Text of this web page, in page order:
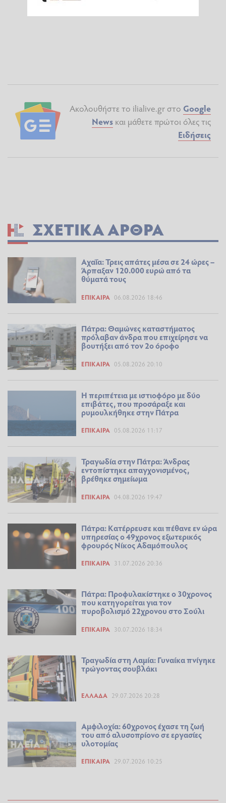
Ακολουθήστε το ilialive.gr στο Google
News και μάθετε πρώτοι όλες τις
Ειδήσεις
ΣΧΕΤΙΚΆ ΆΡΘΡΑ
Αχαΐα: Τρεις απάτες μέσα σε 24 ώρες –
Άρπαξαν 120.000 ευρώ από τα
θύματά τους
ΕΠΊΚΑΙΡΑ 06.08.2026 18:46
Πάτρα: Θαμώνες καταστήματος
πρόλαβαν άνδρα που επιχείρησε να
βουτήξει από τον 2ο όροφο
ΕΠΊΚΑΙΡΑ 05.08.2026 20:10
Η περιπέτεια με ιστιοφόρο με δύο
επιβάτες, που προσάραξε και
ρυμουλκήθηκε στην Πάτρα
ΕΠΊΚΑΙΡΑ 05.08.2026 11:17
Τραγωδία στην Πάτρα: Άνδρας
εντοπίστηκε απαγχονισμένος,
βρέθηκε σημείωμα
ΕΠΊΚΑΙΡΑ 04.08.2026 19:47
Πάτρα: Κατέρρευσε και πέθανε εν ώρα
υπηρεσίας ο 49χρονος εξωτερικός
φρουρός Νίκος Αδαμόπουλος
ΕΠΊΚΑΙΡΑ 31.07.2026 20:36
Πάτρα: Προφυλακίστηκε ο 30χρονος
που κατηγορείται για τον
πυροβολισμό 22χρονου στο Σούλι
ΕΠΊΚΑΙΡΑ 30.07.2026 18:34
Τραγωδία στη Λαμία: Γυναίκα πνίγηκε
τρώγοντας σουβλάκι
ΕΛΛΆΔΑ 29.07.2026 20:28
Αμφιλοχία: 60χρονος έχασε τη ζωή
του από αλυσοπρίονο σε εργασίες
υλοτομίας
ΕΠΊΚΑΙΡΑ 29.07.2026 10:25